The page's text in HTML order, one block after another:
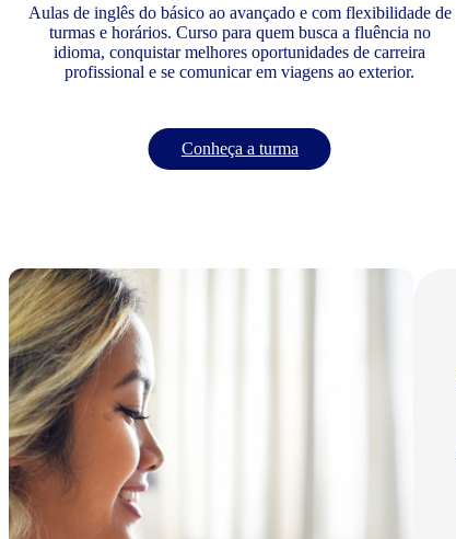
Aulas de inglês do básico ao avançado e com flexibilidade de
turmas e horários. Curso para quem busca a fluência no
idioma, conquistar melhores oportunidades de carreira
profissional e se comunicar em viagens ao exterior.
Conheça a turma